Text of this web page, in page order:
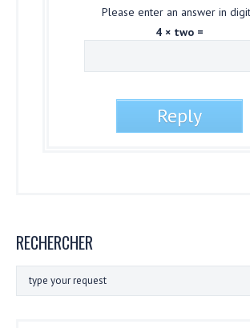
Please enter an answer in
4 × two =
RECHERCHER